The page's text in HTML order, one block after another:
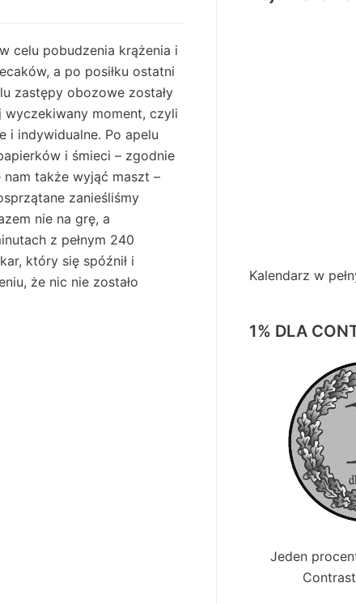
celu pobudzenia krążenia i
a po posiłku ostatni
zastępy obozowe zostały
wyczekiwany moment, czyli
i indywidualne. Po apelu
i śmieci – zgodnie
także wyjąć maszt –
zanieśliśmy
nie na grę, a
z pełnym 240
który się spóźnił i
że nic nie zostało
Kalendarz w
1% DLA
Jeden